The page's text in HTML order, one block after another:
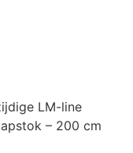
LM-line
– 200 cm